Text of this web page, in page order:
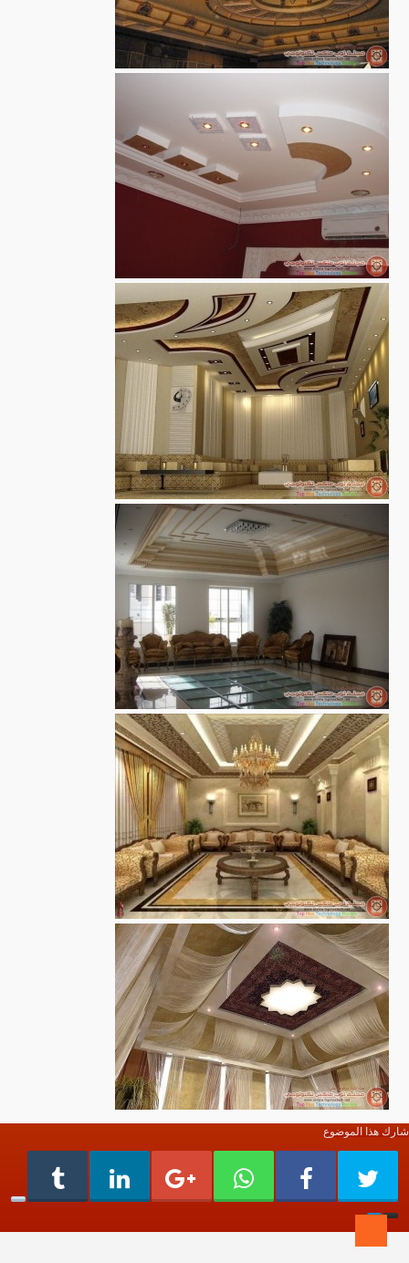
شارك هذا الموضوع